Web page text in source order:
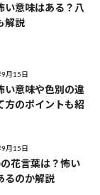
い意味はある？八
解説
月15日
い意味や色別の違
方のポイントも紹
月15日
花言葉は？怖い
るのか解説